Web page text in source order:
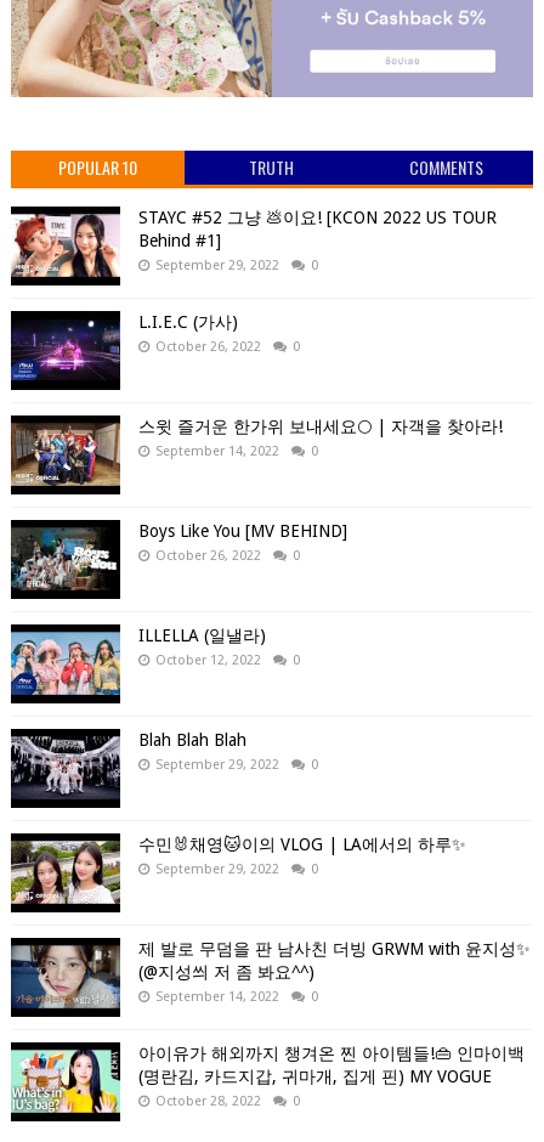
POPULAR 10 TRUTH COMMENTS
STAYC #52 그냥 💩이요! [KCON 2022 US TOUR
Behind #1]
September 29, 2022 0
L.I.E.C (가사)
October 26, 2022 0
스윗 즐거운 한가위 보내세요🌕 | 자객을 찾아라!
September 14, 2022 0
Boys Like You [MV BEHIND]
October 26, 2022 0
ILLELLA (일낼라)
October 12, 2022 0
Blah Blah Blah
September 29, 2022 0
수민🐰채영🐱이의 VLOG | LA에서의 하루✨
September 29, 2022 0
제 발로 무덤을 판 남사친 더빙 GRWM with 윤지성✨
(@지성씌 저 좀 봐요^^)
September 14, 2022 0
아이유가 해외까지 챙겨온 찐 아이템들!👜 인마이백
(명란김, 카드지갑, 귀마개, 집게 핀) MY VOGUE
October 28, 2022 0